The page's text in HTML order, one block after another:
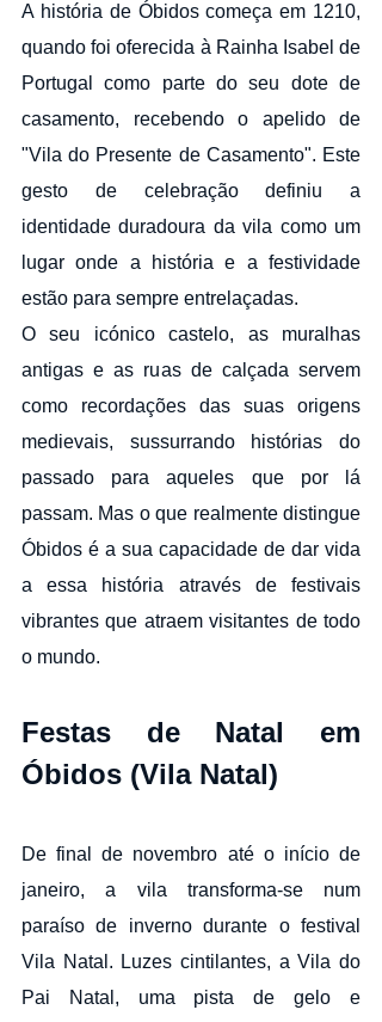
A história de Óbidos começa em 1210,
quando foi oferecida à Rainha Isabel de
Portugal como parte do seu dote de
casamento, recebendo o apelido de
"Vila do Presente de Casamento". Este
gesto de celebração definiu a
identidade duradoura da vila como um
lugar onde a história e a festividade
estão para sempre entrelaçadas.
O seu icónico castelo, as muralhas
antigas e as ruas de calçada servem
como recordações das suas origens
medievais, sussurrando histórias do
passado para aqueles que por lá
passam. Mas o que realmente distingue
Óbidos é a sua capacidade de dar vida
a essa história através de festivais
vibrantes que atraem visitantes de todo
o mundo.
Festas de Natal em
Óbidos (Vila Natal)
De final de novembro até o início de
janeiro, a vila transforma-se num
paraíso de inverno durante o festival
Vila Natal. Luzes cintilantes, a Vila do
Pai Natal, uma pista de gelo e